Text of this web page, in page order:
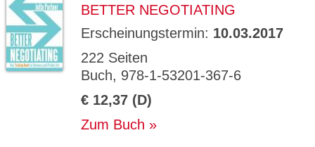
BETTER NEGOTIATING
Erscheinungstermin: 10.03.2017
222 Seiten
Buch, 978-1-53201-367-6
€ 12,37 (D)
Zum Buch